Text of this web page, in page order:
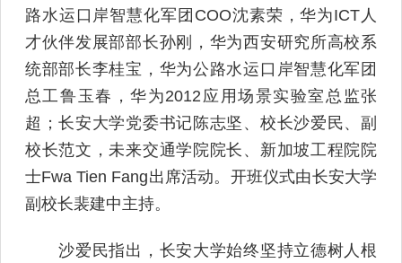
路水运口岸智慧化军团COO沈素荣，华为ICT人
才伙伴发展部部长孙刚，华为西安研究所高校系
统部部长李桂宝，华为公路水运口岸智慧化军团
总工鲁玉春，华为2012应用场景实验室总监张
超；长安大学党委书记陈志坚、校长沙爱民、副
校长范文，未来交通学院院长、新加坡工程院院
士Fwa Tien Fang出席活动。开班仪式由长安大学
副校长裴建中主持。
沙爱民指出，长安大学始终坚持立德树人根